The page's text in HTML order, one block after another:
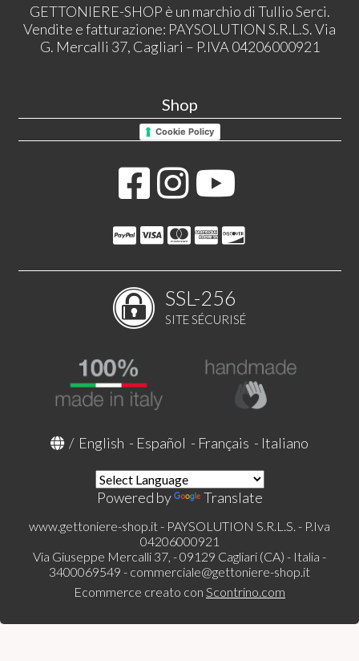
GETTONIERE-SHOP è un marchio di Tullio Serci.
Vendite e fatturazione: PAYSOLUTION S.R.L.S. Via
G. Mercalli 37, Cagliari – P.IVA 04206000921
Shop
Cookie Policy
SSL-256
SITE SÉCURISÉ
/ English - Español - Français - Italiano
Powered by Translate
www.gettoniere-shop.it - PAYSOLUTION S.R.L.S. - P.Iva
04206000921
Via Giuseppe Mercalli 37, - 09129 Cagliari (CA) - Italia -
3400069549 - commerciale@gettoniere-shop.it
Ecommerce creato con Scontrino.com